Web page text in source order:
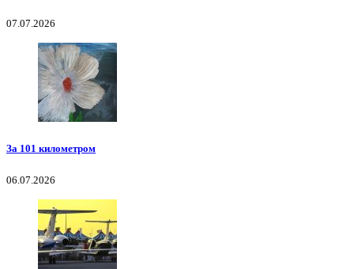
07.07.2026
За 101 километром
06.07.2026